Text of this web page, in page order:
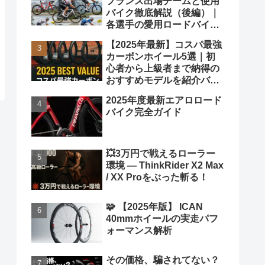
バイク徹底解説（後編）｜
各選手の愛用ロードバイク
【2025年最新】コスパ最強
カーボンホイール5選｜初
心者から上級者まで納得の
おすすめモデルを紹介バカ
2025年度最新エアロロード
バイク完全ガイド
💥3万円で戦えるローラー
環境 ― ThinkRider X2 Max
/ XX Proをぶった斬る！
🧩 【2025年版】 ICAN
40mmホイールの実走パフ
ォーマンス解析
その価格、騙されてない？